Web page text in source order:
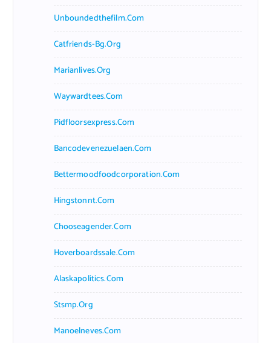
Unboundedthefilm.com
Catfriends-Bg.org
Marianlives.org
Waywardtees.com
Pidfloorsexpress.com
Bancodevenezuelaen.com
Bettermoodfoodcorporation.com
Hingstonnt.com
Chooseagender.com
Hoverboardssale.com
Alaskapolitics.com
Stsmp.org
Manoelneves.com